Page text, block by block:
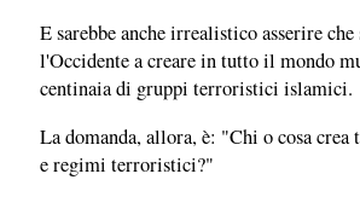
E sarebbe anche irrealistico asserire che
l'Occidente a creare in tutto il mondo
centinaia di gruppi terroristici islamici.
La domanda, allora, è: "Chi o cosa
e regimi terroristici?"